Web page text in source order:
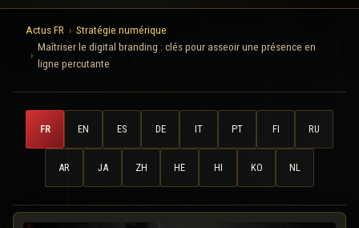
Actus FR
Stratégie numérique
Maîtriser le digital branding : clés pour asseoir une présence en
ligne percutante
FR EN ES DE IT PT FI RU
AR JA ZH HE HI KO NL